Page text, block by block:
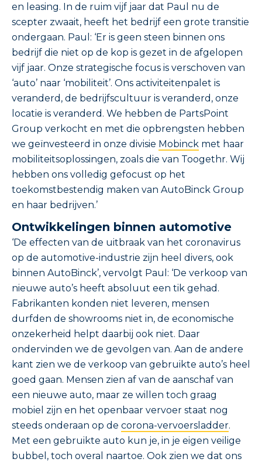
en leasing. In de ruim vijf jaar dat Paul nu de
scepter zwaait, heeft het bedrijf een grote transitie
ondergaan. Paul: ‘Er is geen steen binnen ons
bedrijf die niet op de kop is gezet in de afgelopen
vijf jaar. Onze strategische focus is verschoven van
‘auto’ naar ‘mobiliteit’. Ons activiteitenpalet is
veranderd, de bedrijfscultuur is veranderd, onze
locatie is veranderd. We hebben de PartsPoint
Group verkocht en met die opbrengsten hebben
we geïnvesteerd in onze divisie Mobinck met haar
mobiliteitsoplossingen, zoals die van Toogethr. Wij
hebben ons volledig gefocust op het
toekomstbestendig maken van AutoBinck Group
en haar bedrijven.’
Ontwikkelingen binnen automotive
‘De effecten van de uitbraak van het coronavirus
op de automotive-industrie zijn heel divers, ook
binnen AutoBinck’, vervolgt Paul: ‘De verkoop van
nieuwe auto’s heeft absoluut een tik gehad.
Fabrikanten konden niet leveren, mensen
durfden de showrooms niet in, de economische
onzekerheid helpt daarbij ook niet. Daar
ondervinden we de gevolgen van. Aan de andere
kant zien we de verkoop van gebruikte auto’s heel
goed gaan. Mensen zien af van de aanschaf van
een nieuwe auto, maar ze willen toch graag
mobiel zijn en het openbaar vervoer staat nog
steeds onderaan op de corona-vervoersladder.
Met een gebruikte auto kun je, in je eigen veilige
bubbel, toch overal naartoe. Ook zien we dat ons